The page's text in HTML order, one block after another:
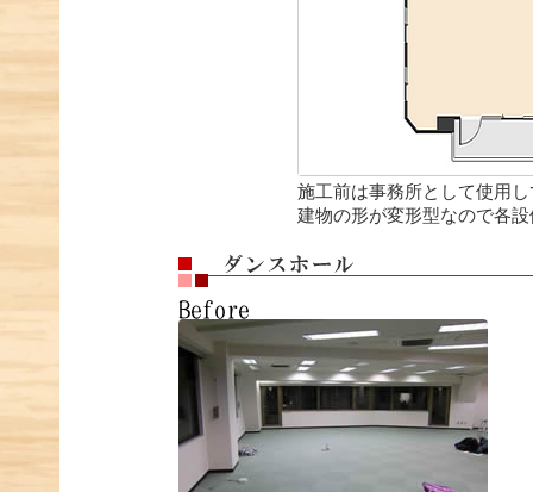
施工前は事務所として使用
建物の形が変形型なので各